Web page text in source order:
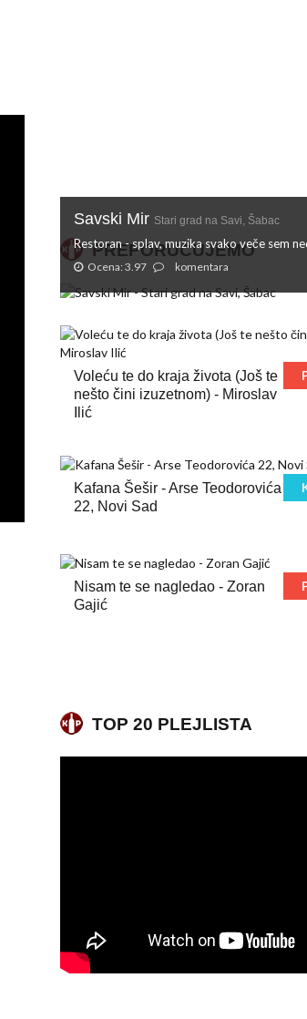
PREPORUČUJEMO
Savski Mir Stari grad na Savi, Šabac
Restoran - splav, muzika svako veče sem
Ocena: 3.97 komentara
Voleću te do kraja života (Još te
nešto čini izuzetnom) - Miroslav
Ilić
Kafana Šešir - Arse Teodorovića
22, Novi Sad
Nisam te se nagledao - Zoran
Gajić
TOP 20 PLEJLISTA